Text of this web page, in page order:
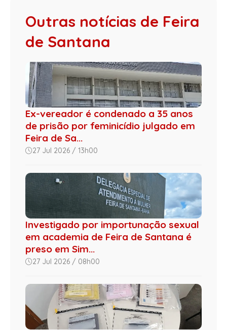
Outras notícias de Feira
de Santana
Ex-vereador é condenado a 35 anos
de prisão por feminicídio julgado em
Feira de Sa...
27 Jul 2026 / 13h00
Investigado por importunação sexual
em academia de Feira de Santana é
preso em Sim...
27 Jul 2026 / 08h00